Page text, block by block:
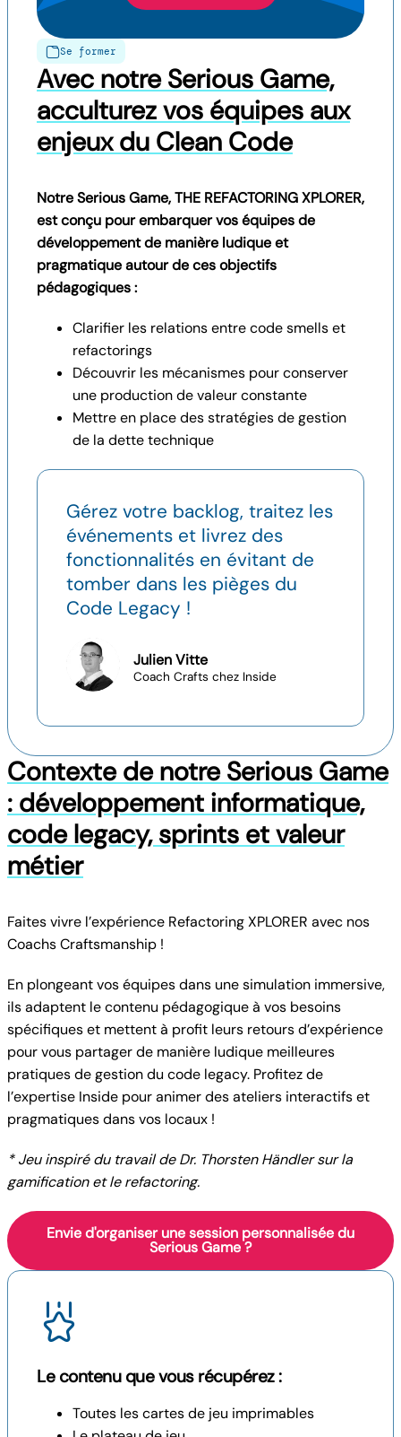
Se former
Avec notre Serious Game,
acculturez vos équipes aux
enjeux du Clean Code
Notre Serious Game, THE REFACTORING XPLORER,
est conçu pour embarquer vos équipes de
développement de manière ludique et
pragmatique autour de ces objectifs
pédagogiques :
Clarifier les relations entre code smells et
refactorings
Découvrir les mécanismes pour conserver
une production de valeur constante
Mettre en place des stratégies de gestion
de la dette technique
Gérez votre backlog, traitez les
événements et livrez des
fonctionnalités en évitant de
tomber dans les pièges du
Code Legacy !
Julien Vitte
Coach Crafts chez Inside
Contexte de notre Serious Game
: développement informatique,
code legacy, sprints et valeur
métier
Faites vivre l’expérience Refactoring XPLORER avec nos
Coachs Craftsmanship !
En plongeant vos équipes dans une simulation immersive,
ils adaptent le contenu pédagogique à vos besoins
spécifiques et mettent à profit leurs retours d’expérience
pour vous partager de manière ludique meilleures
pratiques de gestion du code legacy. Profitez de
l’expertise Inside pour animer des ateliers interactifs et
pragmatiques dans vos locaux !
* Jeu inspiré du travail de Dr. Thorsten Händler sur la
gamification et le refactoring.
Envie d'organiser une session personnalisée du
Serious Game ?
Le contenu que vous récupérez :
Toutes les cartes de jeu imprimables